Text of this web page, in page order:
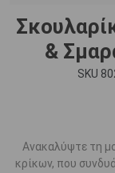
&
SKU
Ανακαλύψτε τη
κρίκων, που